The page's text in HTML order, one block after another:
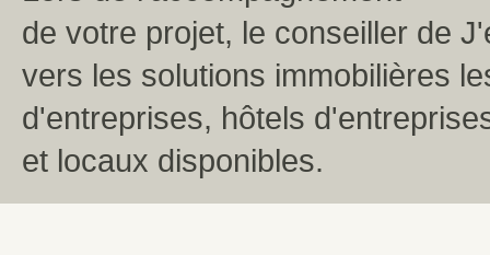
de votre projet, le conseiller de
vers les solutions immobilières
d'entreprises, hôtels
et locaux disponibles.